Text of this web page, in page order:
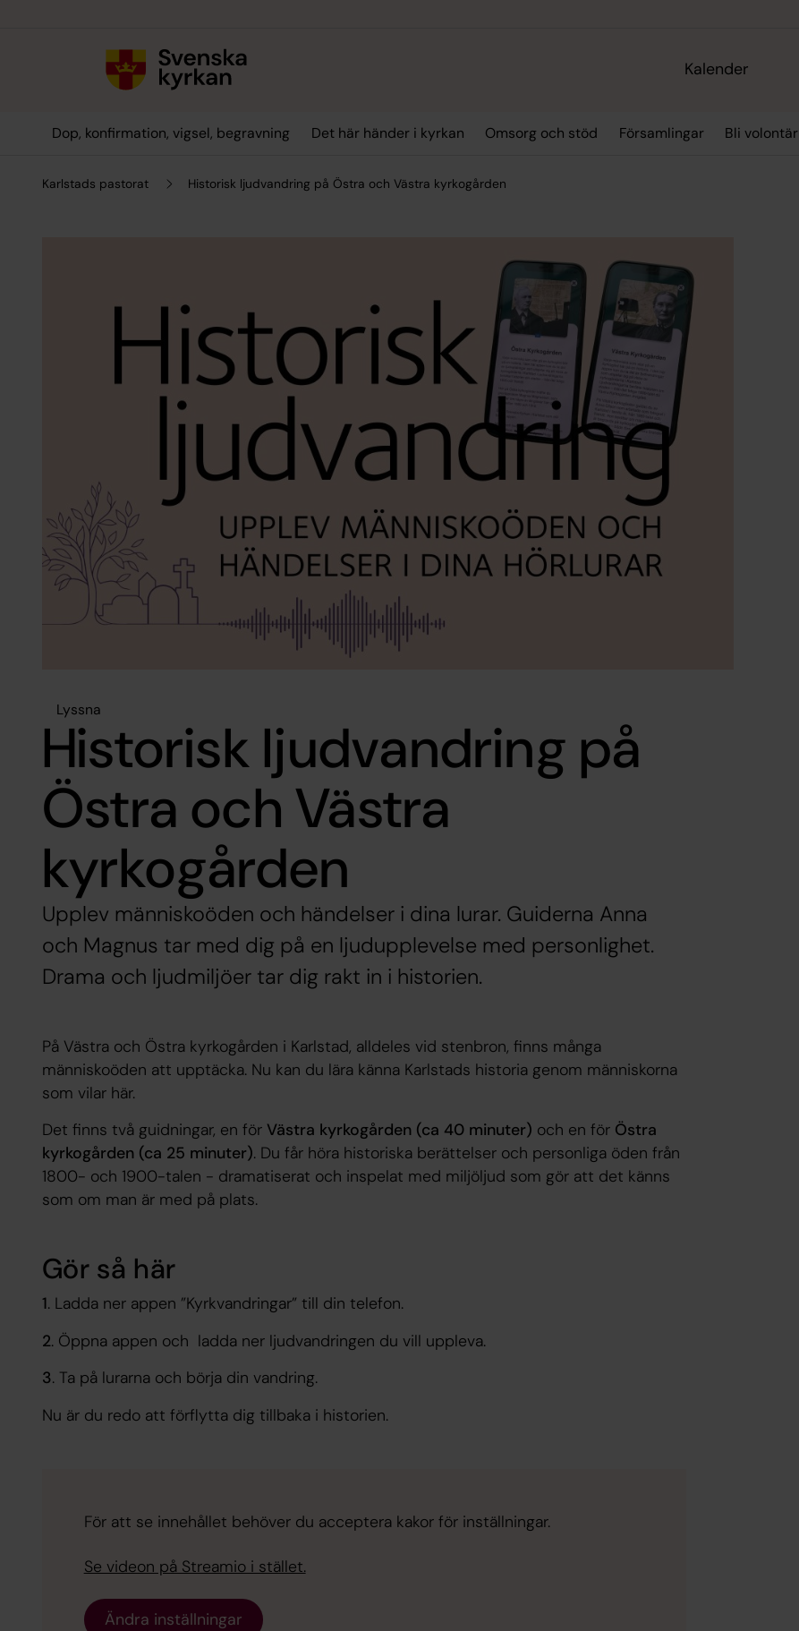
Kalender
Dop, konfirmation, vigsel, begravning Det här händer i kyrkan Omsorg och stöd Församlingar Bli volontär
Karlstads pastorat Historisk ljudvandring på Östra och Västra kyrkogården
Lyssna
Historisk ljudvandring på
Östra och Västra
kyrkogården
Upplev människoöden och händelser i dina lurar. Guiderna Anna
och Magnus tar med dig på en ljudupplevelse med personlighet.
Drama och ljudmiljöer tar dig rakt in i historien.
På Västra och Östra kyrkogården i Karlstad, alldeles vid stenbron, finns många
människoöden att upptäcka. Nu kan du lära känna Karlstads historia genom människorna
som vilar här.
Det finns två guidningar, en för Västra kyrkogården (ca 40 minuter) och en för Östra
kyrkogården (ca 25 minuter). Du får höra historiska berättelser och personliga öden från
1800- och 1900-talen - dramatiserat och inspelat med miljöljud som gör att det känns
som om man är med på plats.
Gör så här
1. Ladda ner appen ”Kyrkvandringar” till din telefon.
2. Öppna appen och ladda ner ljudvandringen du vill uppleva.
3. Ta på lurarna och börja din vandring.
Nu är du redo att förflytta dig tillbaka i historien.
För att se innehållet behöver du acceptera kakor för inställningar.
Se videon på Streamio i stället.
Ändra inställningar